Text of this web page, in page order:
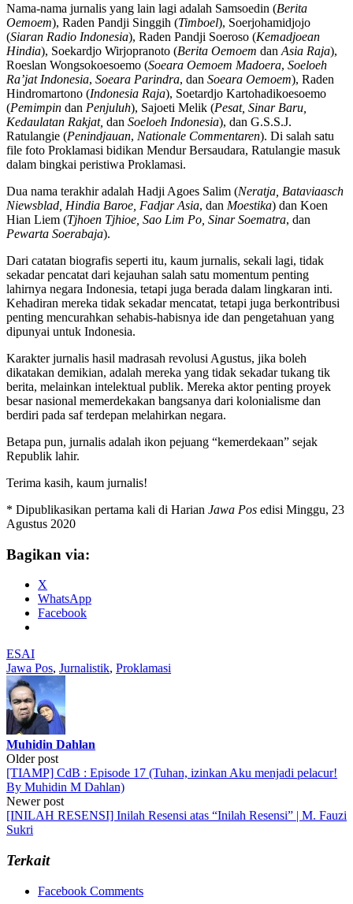
Nama-nama jurnalis yang lain lagi adalah Samsoedin (Berita
Oemoem), Raden Pandji Singgih (Timboel), Soerjohamidjojo
(Siaran Radio Indonesia), Raden Pandji Soeroso (Kemadjoean
Hindia), Soekardjo Wirjopranoto (Berita Oemoem dan Asia Raja),
Roeslan Wongsokoesoemo (Soeara Oemoem Madoera, Soeloeh
Ra’jat Indonesia, Soeara Parindra, dan Soeara Oemoem), Raden
Hindromartono (Indonesia Raja), Soetardjo Kartohadikoesoemo
(Pemimpin dan Penjuluh), Sajoeti Melik (Pesat, Sinar Baru,
Kedaulatan Rakjat, dan Soeloeh Indonesia), dan G.S.S.J.
Ratulangie (Penindjauan, Nationale Commentaren). Di salah satu
file foto Proklamasi bidikan Mendur Bersaudara, Ratulangie masuk
dalam bingkai peristiwa Proklamasi.
Dua nama terakhir adalah Hadji Agoes Salim (Neratja, Bataviaasch
Niewsblad, Hindia Baroe, Fadjar Asia, dan Moestika) dan Koen
Hian Liem (Tjhoen Tjhioe, Sao Lim Po, Sinar Soematra, dan
Pewarta Soerabaja).
Dari catatan biografis seperti itu, kaum jurnalis, sekali lagi, tidak
sekadar pencatat dari kejauhan salah satu momentum penting
lahirnya negara Indonesia, tetapi juga berada dalam lingkaran inti.
Kehadiran mereka tidak sekadar mencatat, tetapi juga berkontribusi
penting mencurahkan sehabis-habisnya ide dan pengetahuan yang
dipunyai untuk Indonesia.
Karakter jurnalis hasil madrasah revolusi Agustus, jika boleh
dikatakan demikian, adalah mereka yang tidak sekadar tukang tik
berita, melainkan intelektual publik. Mereka aktor penting proyek
besar nasional memerdekakan bangsanya dari kolonialisme dan
berdiri pada saf terdepan melahirkan negara.
Betapa pun, jurnalis adalah ikon pejuang “kemerdekaan” sejak
Republik lahir.
Terima kasih, kaum jurnalis!
* Dipublikasikan pertama kali di Harian Jawa Pos edisi Minggu, 23
Agustus 2020
Bagikan via:
X
WhatsApp
Facebook
ESAI
Jawa Pos, Jurnalistik, Proklamasi
Muhidin Dahlan
Post
navigation
Older post
[TIAMP] CdB : Episode 17 (Tuhan, izinkan Aku menjadi pelacur!
By Muhidin M Dahlan)
Newer post
[INILAH RESENSI] Inilah Resensi atas “Inilah Resensi” | M. Fauzi
Sukri
Terkait
Facebook Comments